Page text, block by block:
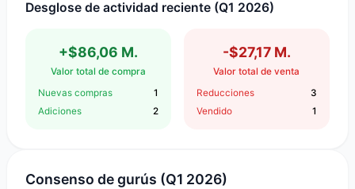
Desglose de actividad reciente (Q1 2026)
+$86,06 M.
Valor total de compra
Nuevas compras
1
Adiciones
2
-$27,17 M.
Valor total de venta
Reducciones
3
Vendido
1
Consenso de gurús (Q1 2026)